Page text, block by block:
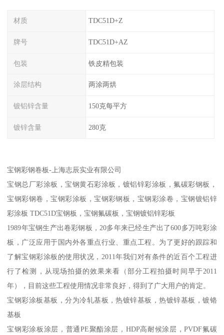
材质 TDC51D+Z
牌号 TDC51D+AZ
包装 铁皮精包装
涂层结构 两涂两烘
镀铝锌含量 150克每平方
镀锌含量 280克
宝钢彩钢卷板-上海志辰实业有限公司
宝钢总厂彩涂板，宝钢黄石彩涂板，镀铝锌彩涂板，氟碳彩钢板，
宝钢彩钢卷，宝钢彩涂板，宝钢彩钢板，宝钢彩涂卷，宝钢镀铝锌
彩涂板 TDC51D宝钢板，宝钢氟碳板，宝钢镀铝锌彩板
1989年宝钢生产出卷彩钢板，20多年来已经生产出了600多万吨彩涂
板，广泛应用于国内外各重点行业、重点工程。为了更好的跟踪和
了解宝钢彩涂板的使用状况，2011年我们对有条件的近百个工程进
行了检测，从现场拍摄的效果来看（部分工程拍摄时间早于2011
年），目前这些工程使用情况非常良好，得到了广大用户的肯定。
宝钢彩涂板基板，分为冷轧基板，热镀锌基板，热镀锌基板，镀铬
基板
宝钢彩涂板涂层，普通PE聚酯涂层，HDP高耐候涂层，PVDF氟碳